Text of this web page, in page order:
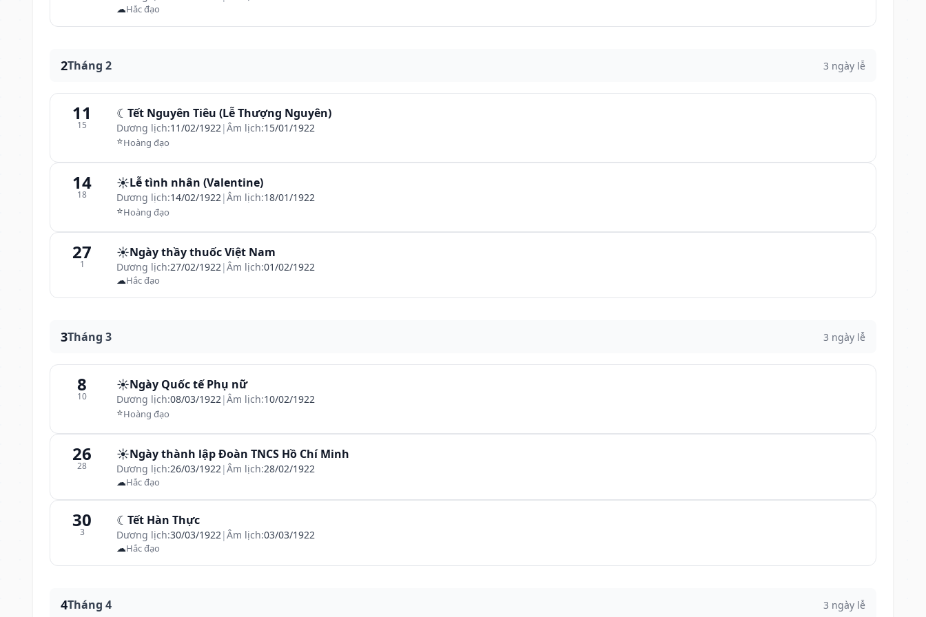
☁Hắc đạo
2Tháng 2 3 ngày lễ
11
15
☾ Tết Nguyên Tiêu (Lễ Thượng Nguyên)
Dương lịch:11/02/1922|Âm lịch:15/01/1922
⭐Hoàng đạo
14
18
☀️Lễ tình nhân (Valentine)
Dương lịch:14/02/1922|Âm lịch:18/01/1922
⭐Hoàng đạo
27
1
☀️Ngày thầy thuốc Việt Nam
Dương lịch:27/02/1922|Âm lịch:01/02/1922
☁Hắc đạo
3Tháng 3 3 ngày lễ
8
10
☀️Ngày Quốc tế Phụ nữ
Dương lịch:08/03/1922|Âm lịch:10/02/1922
⭐Hoàng đạo
26
28
☀️Ngày thành lập Đoàn TNCS Hồ Chí Minh
Dương lịch:26/03/1922|Âm lịch:28/02/1922
☁Hắc đạo
30
3
☾ Tết Hàn Thực
Dương lịch:30/03/1922|Âm lịch:03/03/1922
☁Hắc đạo
4Tháng 4 3 ngày lễ